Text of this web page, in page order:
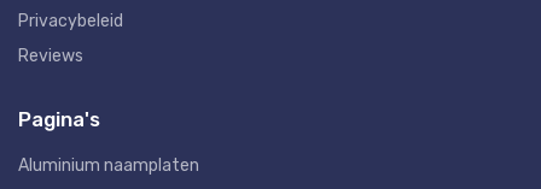
Privacybeleid
Reviews
Pagina's
Aluminium naamplaten